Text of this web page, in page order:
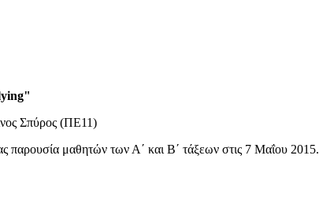
Σπύρος (ΠΕ11)
παρουσία μαθητών των Α΄ και Β΄ τάξεων στις 7 Μαΐου 2015.